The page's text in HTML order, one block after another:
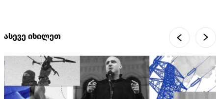
ასევე იხილეთ